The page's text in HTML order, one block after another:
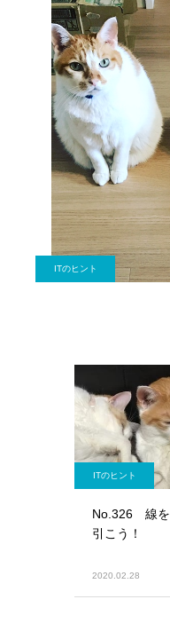
ITのヒント
ITのヒント
No.326 線を
引こう！
2020.02.28